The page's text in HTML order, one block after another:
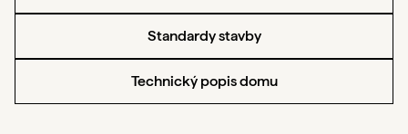
Standardy stavby
Technický popis domu